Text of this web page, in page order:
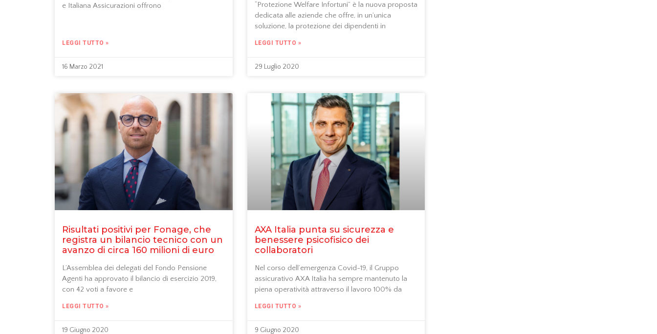
e Italiana Assicurazioni offrono
LEGGI TUTTO »
16 Marzo 2021
“Protezione Welfare Infortuni” è la nuova proposta
dedicata alle aziende che offre, in un’unica
soluzione, la protezione dei dipendenti in
LEGGI TUTTO »
29 Luglio 2020
Risultati positivi per Fonage, che
registra un bilancio tecnico con un
avanzo di circa 160 milioni di euro
L’Assemblea dei delegati del Fondo Pensione
Agenti ha approvato il bilancio di esercizio 2019,
con 42 voti a favore e
LEGGI TUTTO »
19 Giugno 2020
AXA Italia punta su sicurezza e
benessere psicofisico dei
collaboratori
Nel corso dell’emergenza Covid-19, il Gruppo
assicurativo AXA Italia ha sempre mantenuto la
piena operatività attraverso il lavoro 100% da
LEGGI TUTTO »
9 Giugno 2020